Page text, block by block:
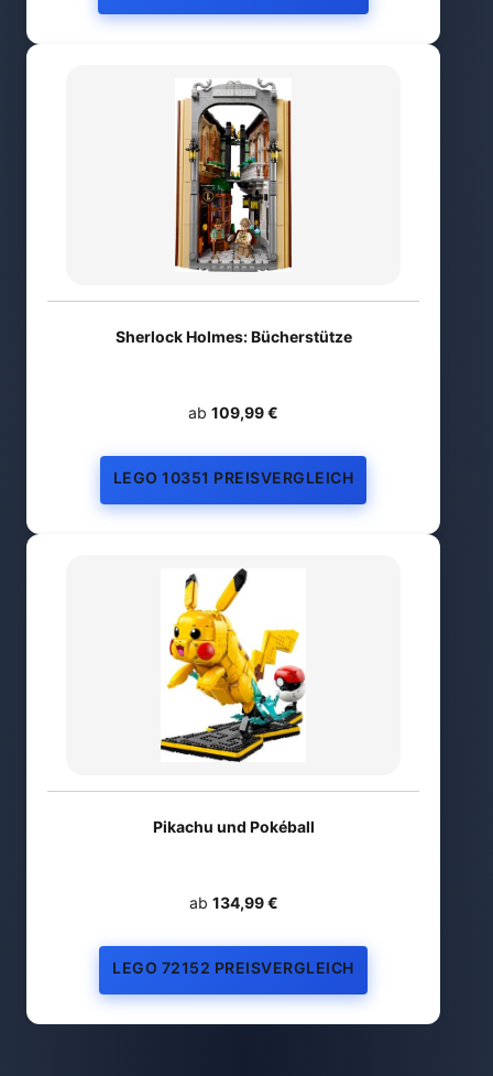
Sherlock Holmes: Bücherstütze
ab 109,99 €
LEGO 10351 PREISVERGLEICH
Pikachu und Pokéball
ab 134,99 €
LEGO 72152 PREISVERGLEICH